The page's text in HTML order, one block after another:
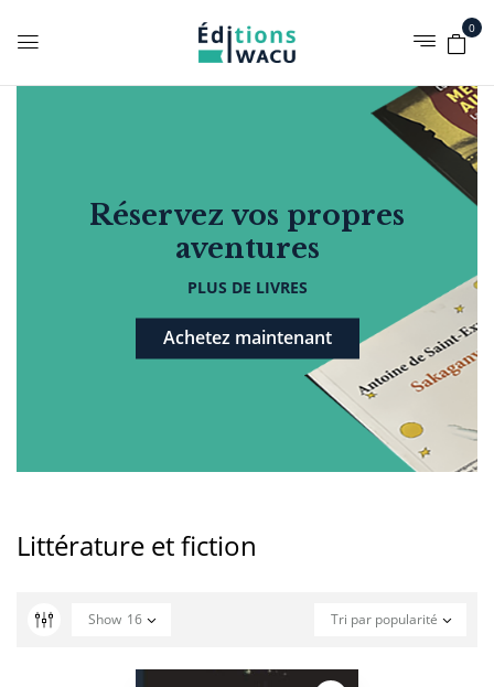
0
Réservez vos propres
aventures
PLUS DE LIVRES
Achetez maintenant
Littérature et fiction
Tri par popularité
Show 16